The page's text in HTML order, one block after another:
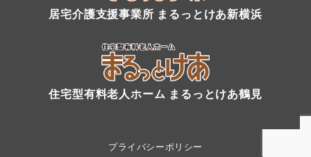
居宅介護支援事業所 まるっとけあ新横浜
住宅型有料老人ホーム まるっとけあ鶴見
プライバシーポリシー